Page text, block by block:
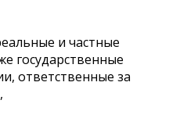
и частные
государственные
ответственные за